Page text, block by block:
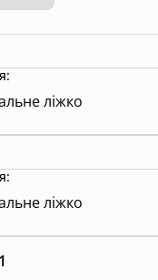
:
ліжко
:
ліжко